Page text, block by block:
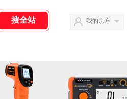
我的京东